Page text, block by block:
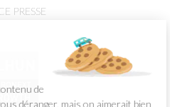
PRESSE
de
déranger, mais on aimerait bien